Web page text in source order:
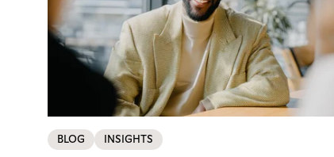
BLOG INSIGHTS